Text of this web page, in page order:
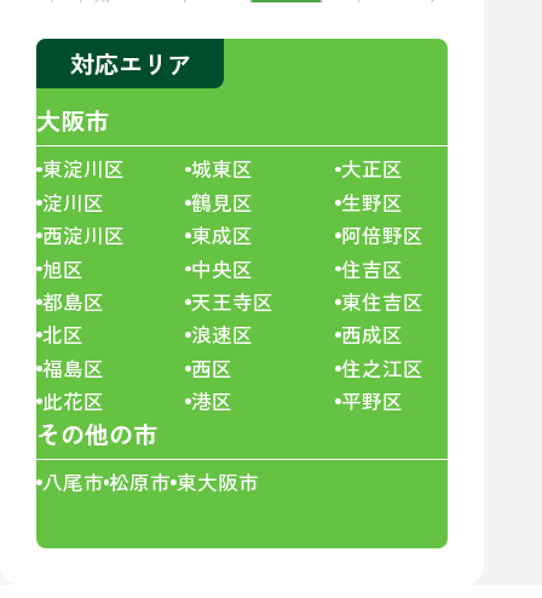
対応エリア
大阪市
東淀川区 城東区
大正区
淀川区
鶴見区
生野区
西淀川区
東成区
阿倍野区
旭区
中央区
住吉区
都島区
天王寺区
東住吉区
北区
浪速区
西成区
福島区
西区
住之江区
此花区
港区 平野区
その他の市
八尾市 松原市東大阪市